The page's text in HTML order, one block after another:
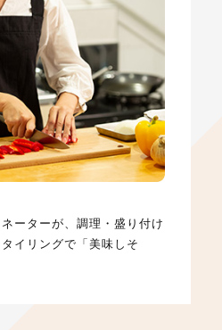
ーターが、調理・盛り付け
イリングで「美味しそ